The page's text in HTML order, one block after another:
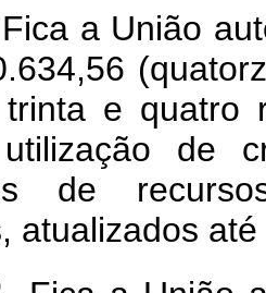
a União
e quatro
de
de
atualizados